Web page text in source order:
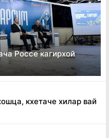
Россе кагирхой
кхетаче хилар вай